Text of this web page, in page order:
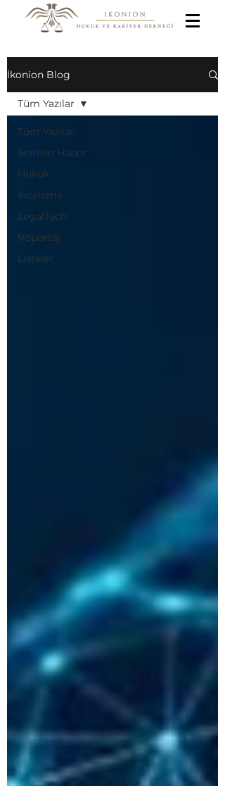
İkonion Blog
Tüm Yazılar
İkonion Haber
Hukuk
İnceleme
LegalTech
Röportaj
Listeler
Tüm Yazılar